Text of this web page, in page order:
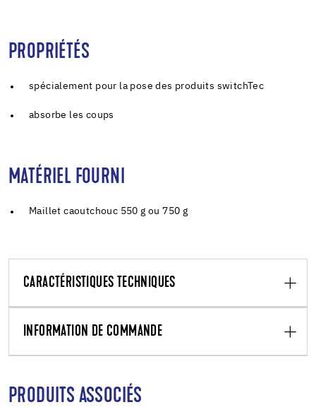
PROPRIÉTÉS
spécialement pour la pose des produits switchTec
absorbe les coups
MATÉRIEL FOURNI
Maillet caoutchouc 550 g ou 750 g
CARACTÉRISTIQUES TECHNIQUES
INFORMATION DE COMMANDE
PRODUITS ASSOCIÉS